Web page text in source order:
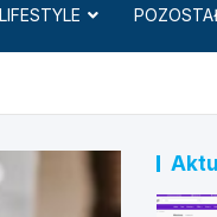
LIFESTYLE